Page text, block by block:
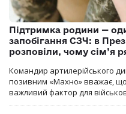
Підтримка родини —
запобігання СЗЧ: в
розповіли, чому сім’я
Командир артилерійського
позивним «Махно» вважає, що
важливий фактор для